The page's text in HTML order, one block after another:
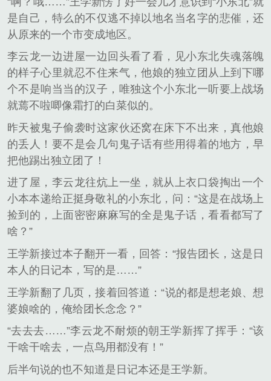
是自己，特么的不仅逃不掉以地名当名字的悲催，还
从原来的一个市变成地区。
李云龙一边进屋一边回头看了看，见小东北失魂落魄
的样子心里就忍不住来气，他娘的独立团从上到下哪
个不是响当当的汉子，唯独这个小东北一听要上战场
就蔫不啦唧像霜打的白菜似的。
昨天被鬼子偷袭时这家伙还窝在床下不出来，真他娘
的丢人！要不是会几句鬼子话有些用得着的地方，早
把他踢出独立团了！
进了屋，李云龙往炕上一坐，就从上衣口袋掏出一个
小本本递给正挺身敬礼的小东北，问：“这是在战场上
捡到的，上面密密麻麻写的全是鬼子话，看看都写了
啥？”
王学新接过本子翻开一看，回答：“报告团长，这是日
本人的日记本，写的是……”
王学新翻了几页，接着回答道：“说的都是想老娘、想
婆娘啥的，俺给团长念念？”
“去去去……”李云龙不耐烦的朝王学新挥了挥手：“该
干啥干啥去，一点鸟用都没有！”
后半句说的也不知道是日记本还是王学新。